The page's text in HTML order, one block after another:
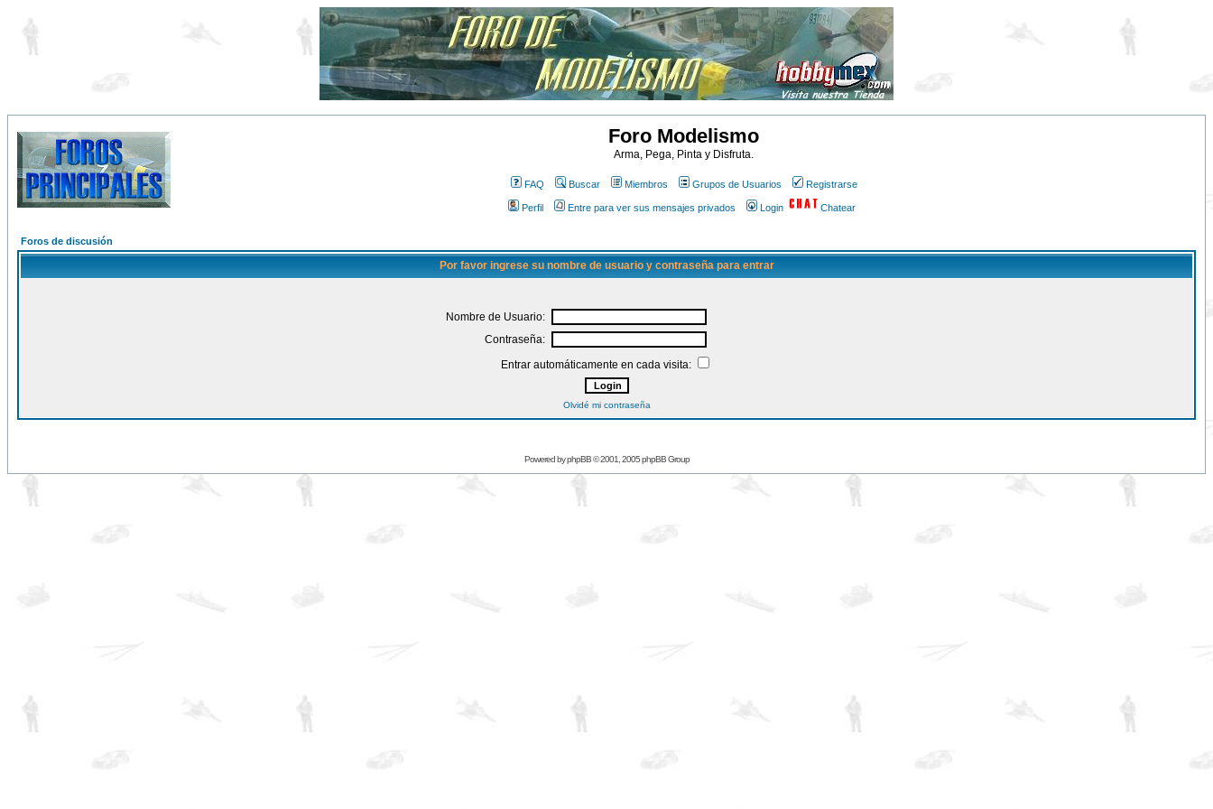
Foro Modelismo
Arma, Pega, Pinta y Disfruta.
FAQ Buscar Miembros Grupos de Usuarios Registrarse
Perfil Entre para ver sus mensajes privados Login Chatear
Foros de discusión
Por favor ingrese su nombre de usuario y contraseña para entrar
Nombre de Usuario:
Contraseña:
Entrar automáticamente en cada visita:
Olvidé mi contraseña
Powered byphpBB© 2001, 2005 phpBB Group